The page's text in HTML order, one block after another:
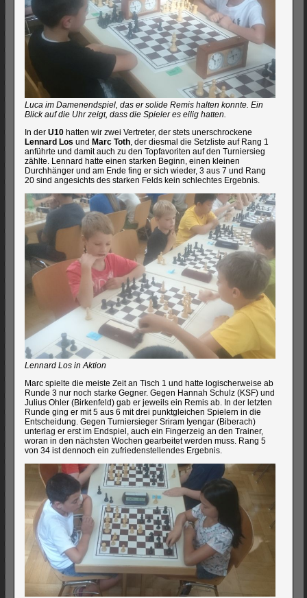
Luca im Damenendspiel, das er solide Remis halten konnte. Ein
Blick auf die Uhr zeigt, dass die Spieler es eilig hatten.
In der U10 hatten wir zwei Vertreter, der stets unerschrockene
Lennard Los und Marc Toth, der diesmal die Setzliste auf Rang 1
anführte und damit auch zu den Topfavoriten auf den Turniersieg
zählte. Lennard hatte einen starken Beginn, einen kleinen
Durchhänger und am Ende fing er sich wieder, 3 aus 7 und Rang
20 sind angesichts des starken Felds kein schlechtes Ergebnis.
Lennard Los in Aktion
Marc spielte die meiste Zeit an Tisch 1 und hatte logischerweise ab
Runde 3 nur noch starke Gegner. Gegen Hannah Schulz (KSF) und
Julius Ohler (Birkenfeld) gab er jeweils ein Remis ab. In der letzten
Runde ging er mit 5 aus 6 mit drei punktgleichen Spielern in die
Entscheidung. Gegen Turniersieger Sriram Iyengar (Biberach)
unterlag er erst im Endspiel, auch ein Fingerzeig an den Trainer,
woran in den nächsten Wochen gearbeitet werden muss. Rang 5
von 34 ist dennoch ein zufriedenstellendes Ergebnis.